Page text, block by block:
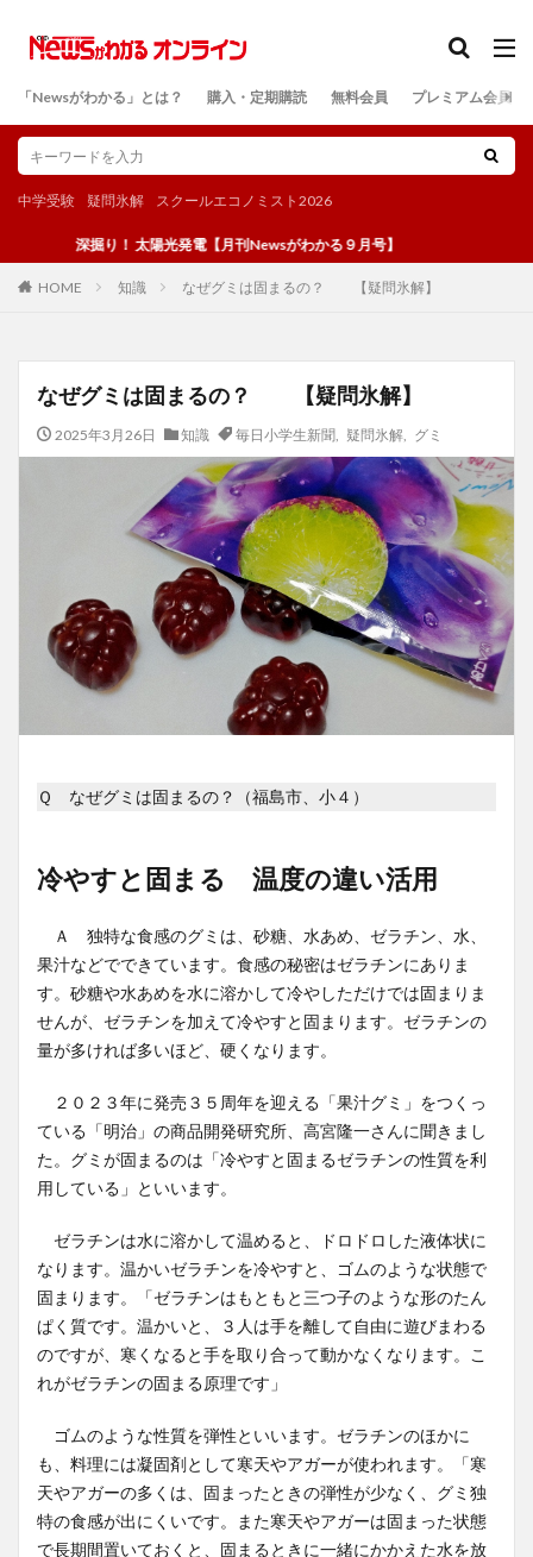
「Newsがわかる」とは？ 購入・定期購読 無料会員 プレミアム会員
中学受験 疑問氷解 スクールエコノミスト2026
深掘り！ 太陽光発電【月刊Newsがわかる９月号】
HOME 知識 なぜグミは固まるの？ 【疑問氷解】
なぜグミは固まるの？ 【疑問氷解】
2025年3月26日 知識 毎日小学生新聞 疑問氷解 グミ
Ｑ なぜグミは固まるの？（福島市、小４）
冷やすと固まる 温度の違い活用
Ａ 独特な食感のグミは、砂糖、水あめ、ゼラチン、水、
果汁などでできています。食感の秘密はゼラチンにありま
す。砂糖や水あめを水に溶かして冷やしただけでは固まりま
せんが、ゼラチンを加えて冷やすと固まります。ゼラチンの
量が多ければ多いほど、硬くなります。
２０２３年に発売３５周年を迎える「果汁グミ」をつくっ
ている「明治」の商品開発研究所、高宮隆一さんに聞きまし
た。グミが固まるのは「冷やすと固まるゼラチンの性質を利
用している」といいます。
ゼラチンは水に溶かして温めると、ドロドロした液体状に
なります。温かいゼラチンを冷やすと、ゴムのような状態で
固まります。「ゼラチンはもともと三つ子のような形のたん
ぱく質です。温かいと、３人は手を離して自由に遊びまわる
のですが、寒くなると手を取り合って動かなくなります。こ
れがゼラチンの固まる原理です」
ゴムのような性質を弾性といいます。ゼラチンのほかに
も、料理には凝固剤として寒天やアガーが使われます。「寒
天やアガーの多くは、固まったときの弾性が少なく、グミ独
特の食感が出にくいです。また寒天やアガーは固まった状態
で長期間置いておくと、固まるときに一緒にかかえた水を放
検索